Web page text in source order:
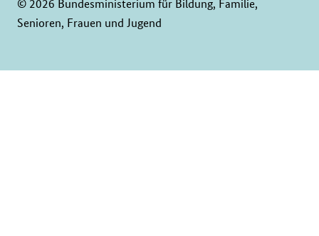
Senioren, Frauen und Jugend
Navigation